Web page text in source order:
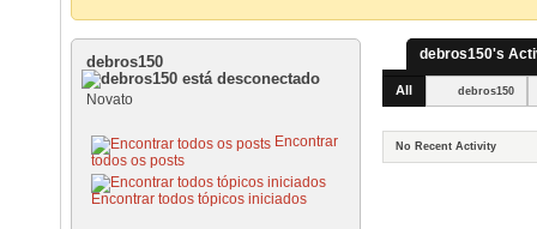
debros150
Novato
Encontrar
todos os posts
Encontrar todos tópicos iniciados
debros150's
All debros150
No Recent Activity